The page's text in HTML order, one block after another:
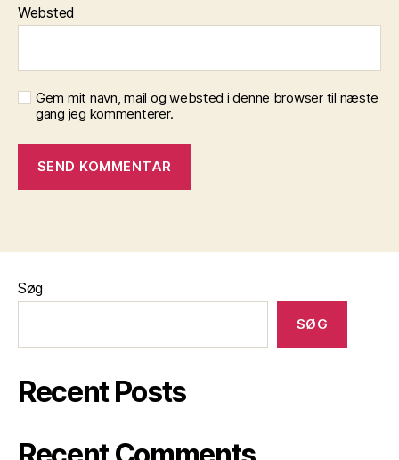
Websted
Gem mit navn, mail og websted i denne browser til næste
gang jeg kommenterer.
Søg
SØG
Recent Posts